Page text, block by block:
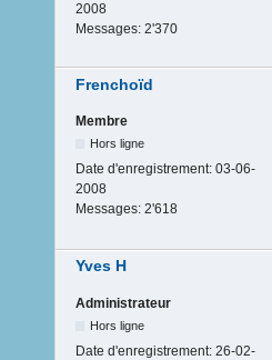
2008
Messages: 2'370
Frenchoïd
Membre
Hors ligne
Date d'enregistrement: 03-06-
2008
Messages: 2'618
Yves H
Administrateur
Hors ligne
Date d'enregistrement: 26-02-